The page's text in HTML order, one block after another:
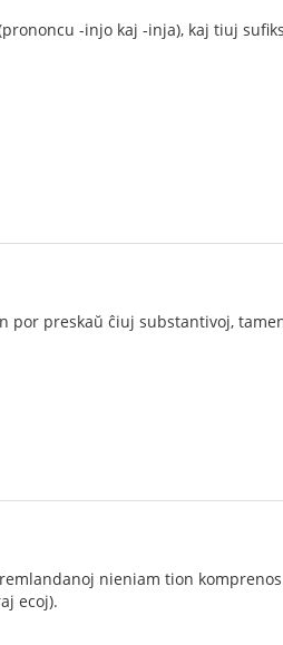
-injo kaj -inja), kaj tiuj
por preskaŭ ĉiuj substantivoj,
nieniam tion
ecoj).